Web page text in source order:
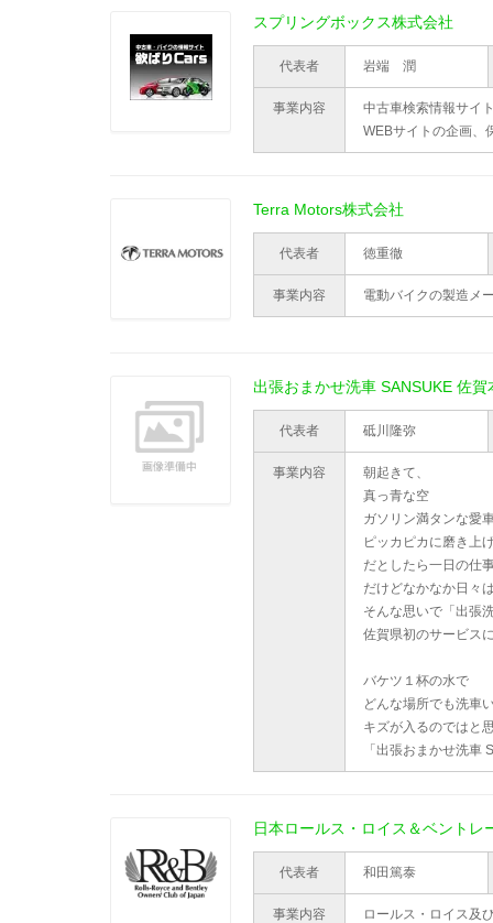
スプリングボックス株式会社
代表者 岩端 潤
事業内容
中古車検索情報サイ
WEBサイトの企画、
Terra Motors株式会社
代表者 徳重徹
事業内容 電動バイクの製造メ
出張おまかせ洗車 SANSUKE 佐賀
代表者 砥川隆弥
事業内容
朝起きて、
真っ青な空
ガソリン満タンな愛
ピッカピカに磨き上
だとしたら一日の仕
だけどなかなか日々
そんな思いで「出張
佐賀県初のサービス
バケツ１杯の水で
どんな場所でも洗車
キズが入るのではと
「出張おまかせ洗車
日本ロールス・ロイス＆ベントレ
代表者 和田篤泰
事業内容
ロールス・ロイス及